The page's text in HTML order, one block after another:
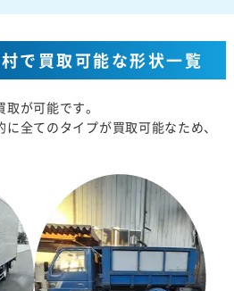
で買取可能な形状一覧
が可能です。
全てのタイプが買取可能なため、